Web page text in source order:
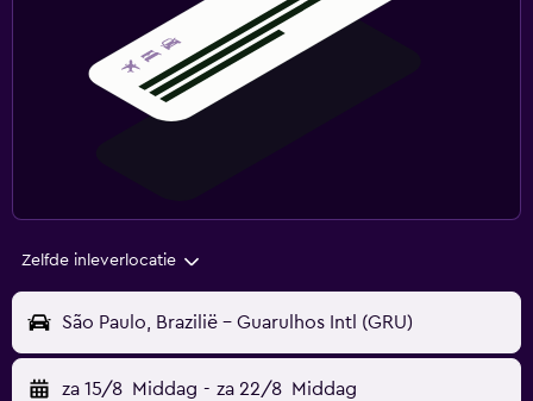
Zelfde inleverlocatie
São Paulo, Brazilië - Guarulhos Intl (GRU)
za 15/8 Middag - za 22/8 Middag